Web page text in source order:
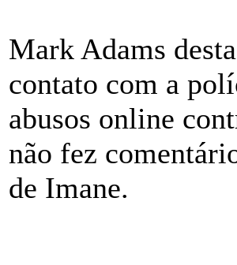
Mark Adams
contato com a
abusos online
não fez
de Imane.